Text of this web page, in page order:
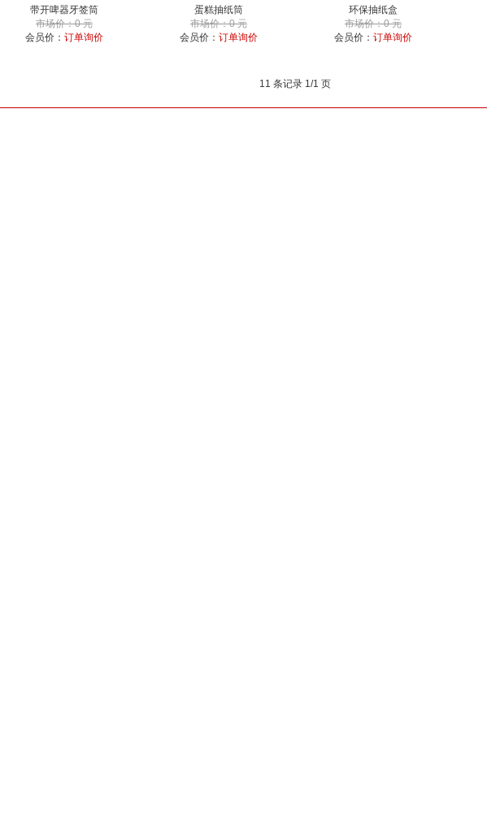
带开啤器牙签筒
市场价：0 元
会员价： 订单询价
蛋糕抽纸筒
市场价：0 元
会员价： 订单询价
环保抽纸盒
市场价：0 元
会员价： 订单询价
11 条记录 1/1 页